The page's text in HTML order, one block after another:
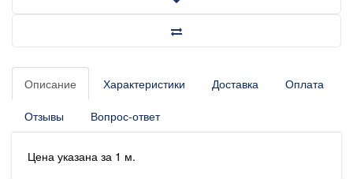
Описание Характеристики Доставка Оплата
Отзывы Вопрос-ответ
Цена указана за 1 м.